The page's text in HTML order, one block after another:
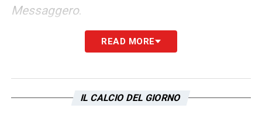
Messaggero.
LA PLAYLIST DELLE NOSTRE TOP NEWS
READ MORE
IL CALCIO DEL GIORNO